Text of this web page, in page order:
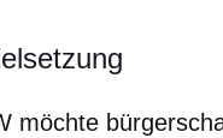
möchte